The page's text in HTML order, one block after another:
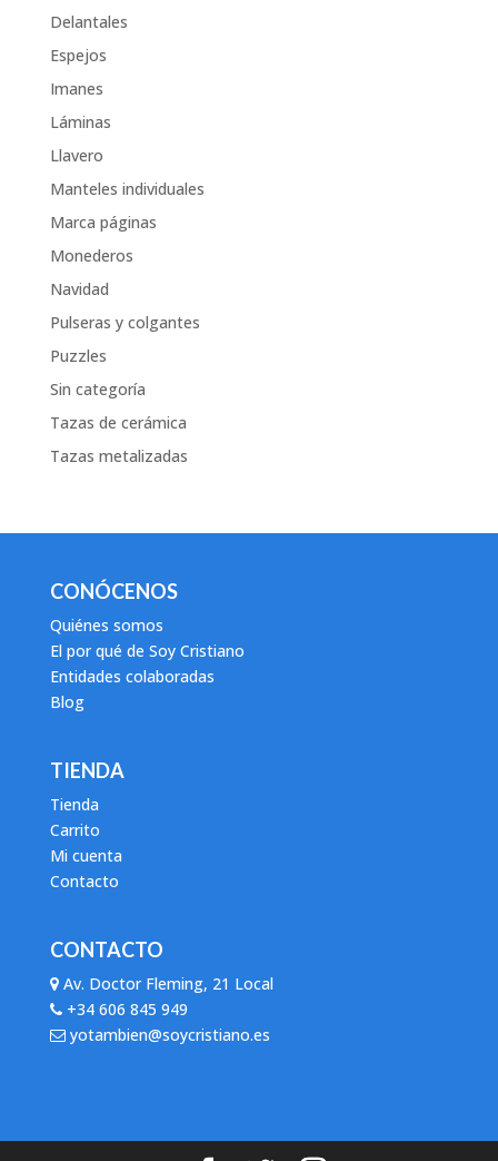
Delantales
Espejos
Imanes
Láminas
Llavero
Manteles individuales
Marca páginas
Monederos
Navidad
Pulseras y colgantes
Puzzles
Sin categoría
Tazas de cerámica
Tazas metalizadas
CONÓCENOS
Quiénes somos
El por qué de Soy Cristiano
Entidades colaboradas
Blog
TIENDA
Tienda
Carrito
Mi cuenta
Contacto
CONTACTO
Av. Doctor Fleming, 21 Local
+34 606 845 949
yotambien@soycristiano.es